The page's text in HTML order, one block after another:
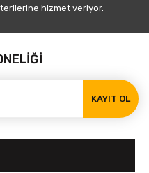
hizmet veriyor.
KAYIT OL